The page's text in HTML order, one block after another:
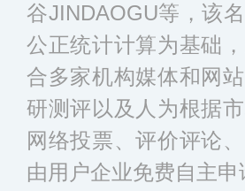
谷JINDAOGU等，该
公正统计计算为基础
合多家机构媒体和网
研测评以及人为根据
网络投票、评价评论
由用户企业免费自主